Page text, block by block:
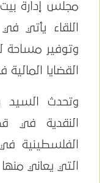
مجلس إدارة بيت
اللقاء يأتي في
وتوفير مساحة
القضايا
وتحدث السيد
النقدية في
الفلسطينية
التي يعاني